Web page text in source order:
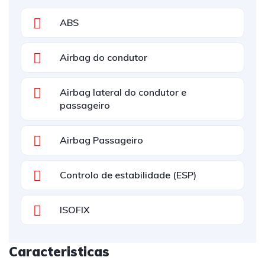
ABS
Airbag do condutor
Airbag lateral do condutor e
passageiro
Airbag Passageiro
Controlo de estabilidade (ESP)
ISOFIX
Caracteristicas